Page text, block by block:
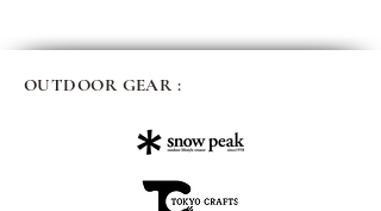
OUTDOOR GEAR :